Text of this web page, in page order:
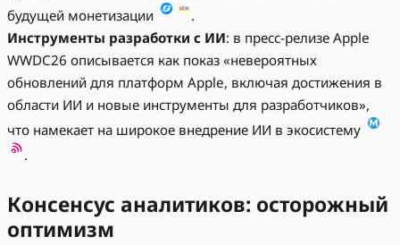
будущей монетизации
.
Инструменты разработки с ИИ: в пресс-релизе Apple
WWDC26 описывается как показ «невероятных
обновлений для платформ Apple, включая достижения в
области ИИ и новые инструменты для разработчиков»,
что намекает на широкое внедрение ИИ в экосистему
.
Консенсус аналитиков: осторожный
оптимизм